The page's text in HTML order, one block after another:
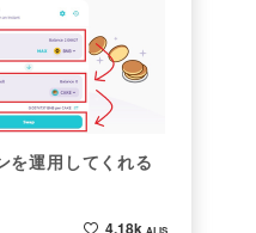
を運用してくれる
4.18k